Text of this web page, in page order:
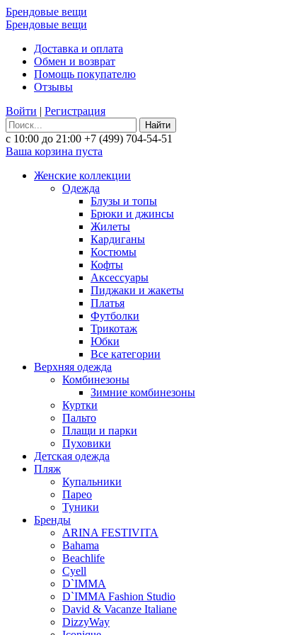
Брендовые вещи
Брендовые вещи
Доставка и оплата
Обмен и возврат
Помощь покупателю
Отзывы
Войти | Регистрация
Найти
с 10:00 до 21:00 +7 (499) 704-54-51
Ваша корзина пуста
Женские коллекции
Одежда
Блузы и топы
Брюки и джинсы
Жилеты
Кардиганы
Костюмы
Кофты
Аксессуары
Пиджаки и жакеты
Платья
Футболки
Трикотаж
Юбки
Все категории
Верхняя одежда
Комбинезоны
Зимние комбинезоны
Куртки
Пальто
Плащи и парки
Пуховики
Детская одежда
Пляж
Купальники
Парео
Туники
Бренды
ARINA FESTIVITA
Bahama
Beachlife
Cyell
D`IMMA
D`IMMA Fashion Studio
David & Vacanze Italiane
DizzyWay